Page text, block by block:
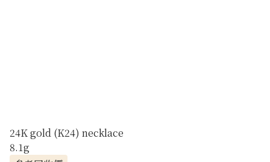
24K gold (K24) necklace
8.1g